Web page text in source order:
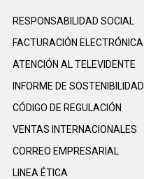
RESPONSABILIDAD SOCIAL
FACTURACIÓN ELECTRÓNICA
ATENCIÓN AL TELEVIDENTE
INFORME DE SOSTENIBILIDAD
CÓDIGO DE REGULACIÓN
VENTAS INTERNACIONALES
CORREO EMPRESARIAL
LINEA ÉTICA